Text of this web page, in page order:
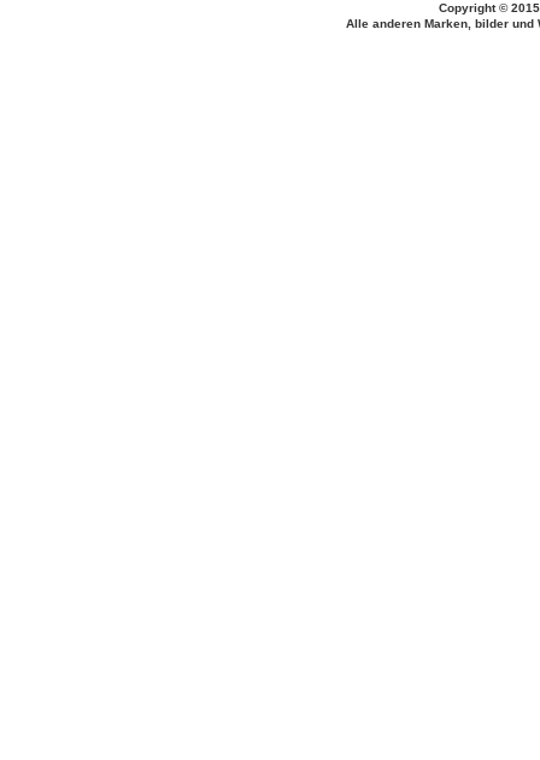
Copyright ©
Alle anderen Marken, bilder und